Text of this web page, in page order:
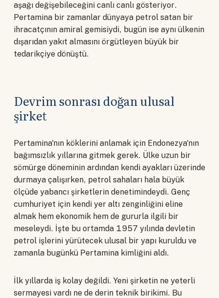
aşağı değişebileceğini canlı canlı gösteriyor.
Pertamina bir zamanlar dünyaya petrol satan bir
ihracatçının amiral gemisiydi, bugün ise aynı ülkenin
dışarıdan yakıt almasını örgütleyen büyük bir
tedarikçiye dönüştü.
Devrim sonrası doğan ulusal
şirket
Pertamina'nın köklerini anlamak için Endonezya'nın
bağımsızlık yıllarına gitmek gerek. Ülke uzun bir
sömürge döneminin ardından kendi ayakları üzerinde
durmaya çalışırken, petrol sahaları hala büyük
ölçüde yabancı şirketlerin denetimindeydi. Genç
cumhuriyet için kendi yer altı zenginliğini eline
almak hem ekonomik hem de gururla ilgili bir
meseleydi. İşte bu ortamda 1957 yılında devletin
petrol işlerini yürütecek ulusal bir yapı kuruldu ve
zamanla bugünkü Pertamina kimliğini aldı.
İlk yıllarda iş kolay değildi. Yeni şirketin ne yeterli
sermayesi vardı ne de derin teknik birikimi. Bu